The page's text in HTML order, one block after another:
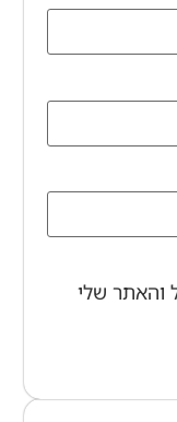
והאתר שלי